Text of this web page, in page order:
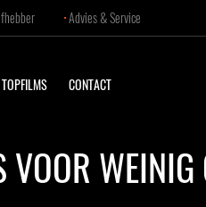
Advies & Service
CONTACT
VOOR WEINIG